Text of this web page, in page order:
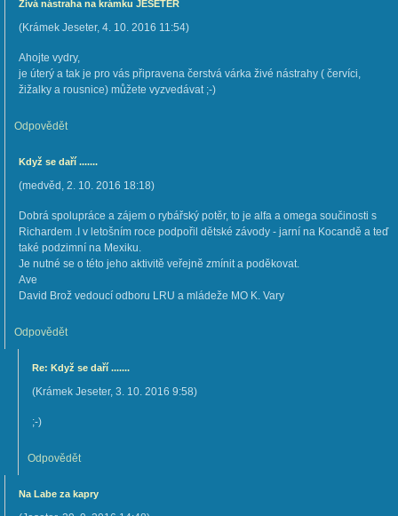
Živá nástraha na krámku JESETER
(Krámek Jeseter, 4. 10. 2016 11:54)
Ahojte vydry,
je úterý a tak je pro vás připravena čerstvá várka živé nástrahy ( červíci,
žižalky a rousnice) můžete vyzvedávat ;-)
Odpovědět
Když se daří .......
(medvěd , 2. 10. 2016 18:18)
Dobrá spolupráce a zájem o rybářský potěr, to je alfa a omega součinosti s
Richardem .I v letošním roce podpořil dětské závody - jarní na Kocandě a teď
také podzimní na Mexiku.
Je nutné se o této jeho aktivitě veřejně zmínit a poděkovat.
Ave
David Brož vedoucí odboru LRU a mládeže MO K. Vary
Odpovědět
Re: Když se daří .......
(Krámek Jeseter, 3. 10. 2016 9:58)
;-)
Odpovědět
Na Labe za kapry